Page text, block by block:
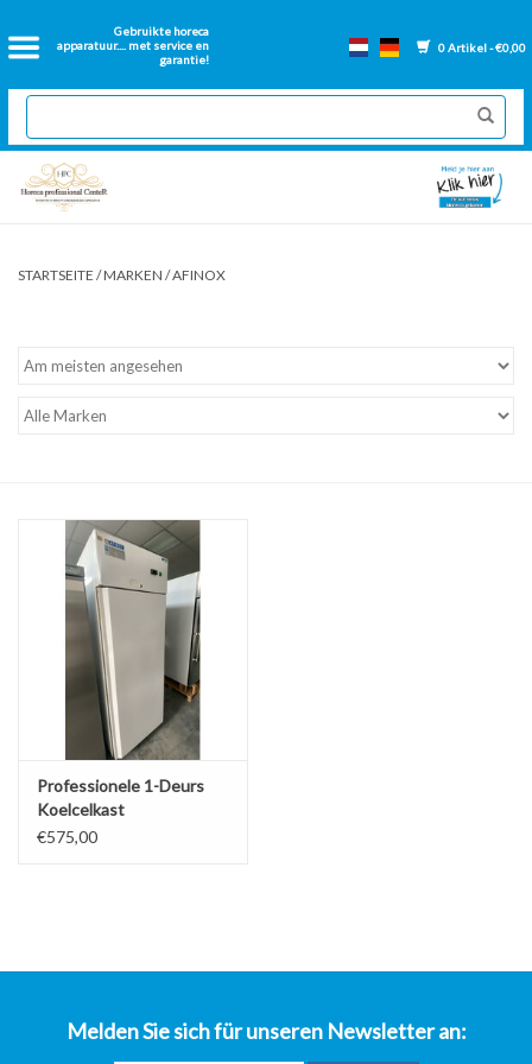
Gebruikte horeca
apparatuur.... met service en
garantie!
0 Artikel - €0,00
Startseite
Catering-Ausstattung aus
Neue Catering-Ausstattung
über uns
STARTSEITE /MARKEN /AFINOX
Professionele 1-Deurs
Koelcelkast
€575,00
Melden Sie sich für unseren Newsletter an: